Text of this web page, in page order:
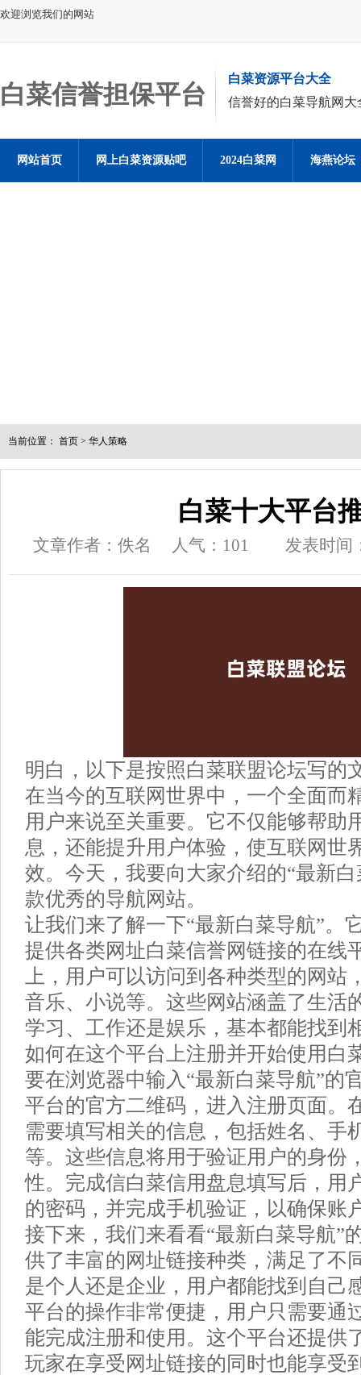
欢迎浏览我们的网站
白菜信誉担保平台
白菜资源平台大全
信誉好的白菜导航网大
网站首页 网上白菜资源贴吧 2024白菜网 海燕论坛
当前位置： 首页 > 华人策略
白菜十大平台
文章作者：佚名 人气： 101 发表时间
明白，以下是按照白菜联盟论坛写的
在当今的互联网世界中，一个全面而
用户来说至关重要。它不仅能够帮助
息，还能提升用户体验，使互联网世
效。今天，我要向大家介绍的“最新
款优秀的导航网站。
让我们来了解一下“最新白菜导航”。
提供各类网址白菜信誉网链接的在线
上，用户可以访问到各种类型的网站
音乐、小说等。这些网站涵盖了生活
学习、工作还是娱乐，基本都能找到
如何在这个平台上注册并开始使用白
要在浏览器中输入“最新白菜导航”的
平台的官方二维码，进入注册页面。
需要填写相关的信息，包括姓名、手
等。这些信息将用于验证用户的身份
性。完成信白菜信用盘息填写后，用
的密码，并完成手机验证，以确保账
接下来，我们来看看“最新白菜导航”
供了丰富的网址链接种类，满足了不
是个人还是企业，用户都能找到自己
平台的操作非常便捷，用户只需要通
能完成注册和使用。这个平台还提供
玩家在享受网址链接的同时也能享受